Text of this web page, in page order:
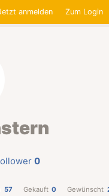
anmelden Zum Login
0
57 Gekauft 0 Gewünscht